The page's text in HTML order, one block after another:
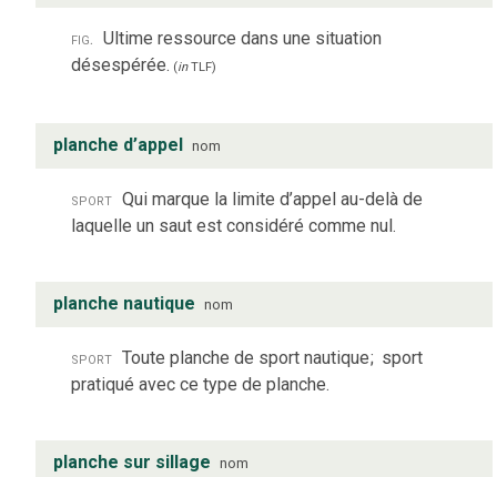
fig. Ultime ressource dans une situation
désespérée. (inTLF)
planche d’appel nom
sport Qui marque la limite d’appel au-delà de
laquelle un saut est considéré comme nul.
planche nautique nom
sport Toute planche de sport nautique; sport
pratiqué avec ce type de planche.
planche sur sillage nom